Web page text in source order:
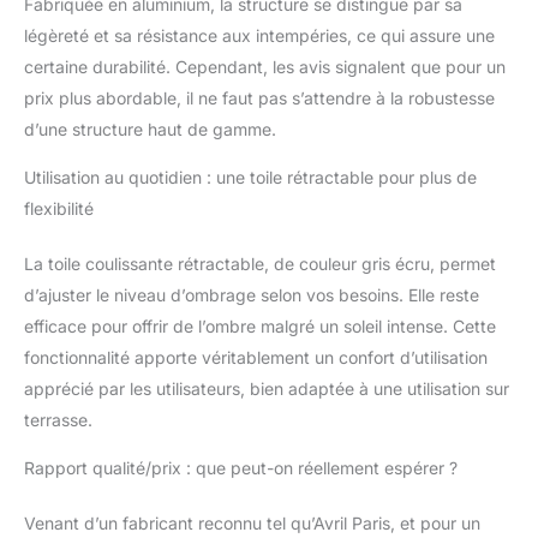
Fabriquée en aluminium, la structure se distingue par sa
légèreté et sa résistance aux intempéries, ce qui assure une
certaine durabilité. Cependant, les avis signalent que pour un
prix plus abordable, il ne faut pas s’attendre à la robustesse
d’une structure haut de gamme.
Utilisation au quotidien : une toile rétractable pour plus de
flexibilité
La toile coulissante rétractable, de couleur gris écru, permet
d’ajuster le niveau d’ombrage selon vos besoins. Elle reste
efficace pour offrir de l’ombre malgré un soleil intense. Cette
fonctionnalité apporte véritablement un confort d’utilisation
apprécié par les utilisateurs, bien adaptée à une utilisation sur
terrasse.
Rapport qualité/prix : que peut-on réellement espérer ?
Venant d’un fabricant reconnu tel qu’Avril Paris, et pour un